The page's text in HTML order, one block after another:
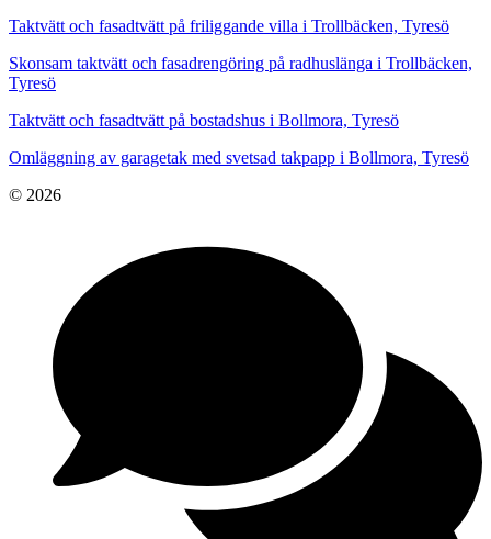
Taktvätt och fasadtvätt på friliggande villa i Trollbäcken, Tyresö
Skonsam taktvätt och fasadrengöring på radhuslänga i Trollbäcken,
Tyresö
Taktvätt och fasadtvätt på bostadshus i Bollmora, Tyresö
Omläggning av garagetak med svetsad takpapp i Bollmora, Tyresö
© 2026